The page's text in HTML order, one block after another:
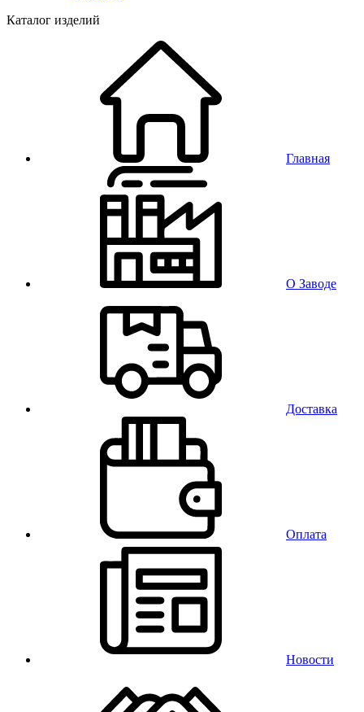
Каталог изделий
Главная
О Заводе
Доставка
Оплата
Новости